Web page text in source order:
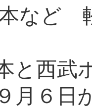
など
と西武
月６日